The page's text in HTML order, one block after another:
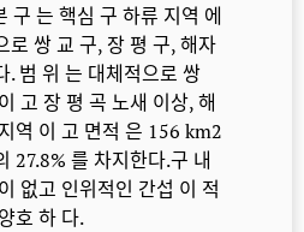
는 핵심 구 하류 지역 에
로 쌍 교 구, 장 평 구, 해자
. 범 위 는 대체적으로 쌍
고 장 평 곡 노새 이상, 해
역 이 고 면적 은 156 km2
27.8% 를 차지한다.구 내
없고 인위적인 간섭 이 적
호 하 다.